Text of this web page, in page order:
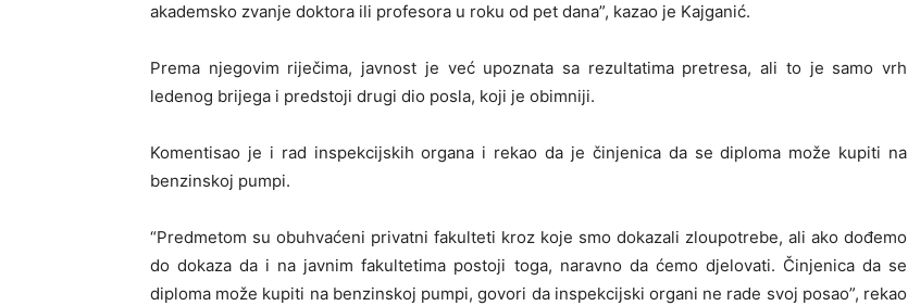
akademsko zvanje doktora ili profesora u roku od pet dana”, kazao je Kajganić.
Prema njegovim riječima, javnost je već upoznata sa rezultatima pretresa, ali to je samo vrh
ledenog brijega i predstoji drugi dio posla, koji je obimniji.
Komentisao je i rad inspekcijskih organa i rekao da je činjenica da se diploma može kupiti na
benzinskoj pumpi.
“Predmetom su obuhvaćeni privatni fakulteti kroz koje smo dokazali zloupotrebe, ali ako dođemo
do dokaza da i na javnim fakultetima postoji toga, naravno da ćemo djelovati. Činjenica da se
diploma može kupiti na benzinskoj pumpi, govori da inspekcijski organi ne rade svoj posao”, rekao